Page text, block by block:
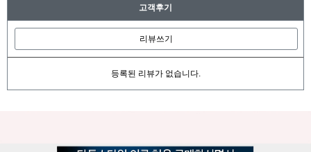
고객후기
리뷰쓰기
등록된 리뷰가 없습니다.